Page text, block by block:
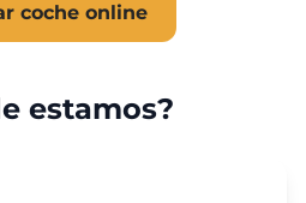
coche online
estamos?